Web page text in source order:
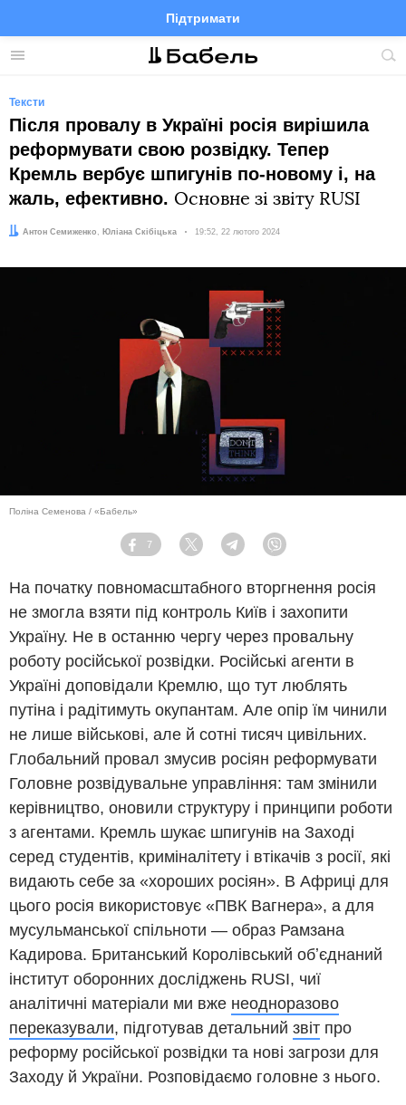
Меню
Підтримати
FacebookTelegramTwitter
Тексти
Після провалу в Україні росія вирішила
реформувати свою розвідку. Тепер
Кремль вербує шпигунів по-новому і, на
жаль, ефективно. Основне зі звіту RUSI
Автор:
Антон Семиженко
Редактор: Юліана Скібіцька Дата:
19:52, 22 лютого 2024
Поліна Семенова / «Бабель»
Facebook
7
Twitter TelegramViber
На початку повномасштабного вторгнення росія
не змогла взяти під контроль Київ і захопити
Україну. Не в останню чергу через провальну
роботу російської розвідки. Російські агенти в
Україні доповідали Кремлю, що тут люблять
путіна і радітимуть окупантам. Але опір їм чинили
не лише військові, але й сотні тисяч цивільних.
Глобальний провал змусив росіян реформувати
Головне розвідувальне управління: там змінили
керівництво, оновили структуру і принципи роботи
з агентами. Кремль шукає шпигунів на Заході
серед студентів, криміналітету і втікачів з росії, які
видають себе за «хороших росіян». В Африці для
цього росія використовує «ПВК Вагнера», а для
мусульманської спільноти ― образ Рамзана
Кадирова. Британський Королівський обʼєднаний
інститут оборонних досліджень RUSI, чиї
аналітичні матеріали ми вже неодноразово
переказували, підготував детальний звіт про
реформу російської розвідки та нові загрози для
Заходу й України. Розповідаємо головне з нього.